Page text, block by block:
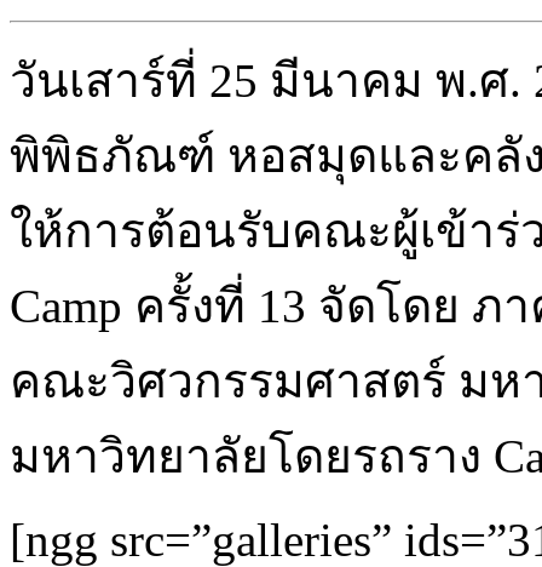
วันเสาร์ที่ 25 มีนาคม พ.ศ.
พิพิธภัณฑ์ หอสมุดและคลั
ให้การต้อนรับคณะผู้เข้าร่
Camp ครั้งที่ 13 จัดโดย
คณะวิศวกรรมศาสตร์ มห
มหาวิทยาลัยโดยรถราง
[ngg src=”galleries”